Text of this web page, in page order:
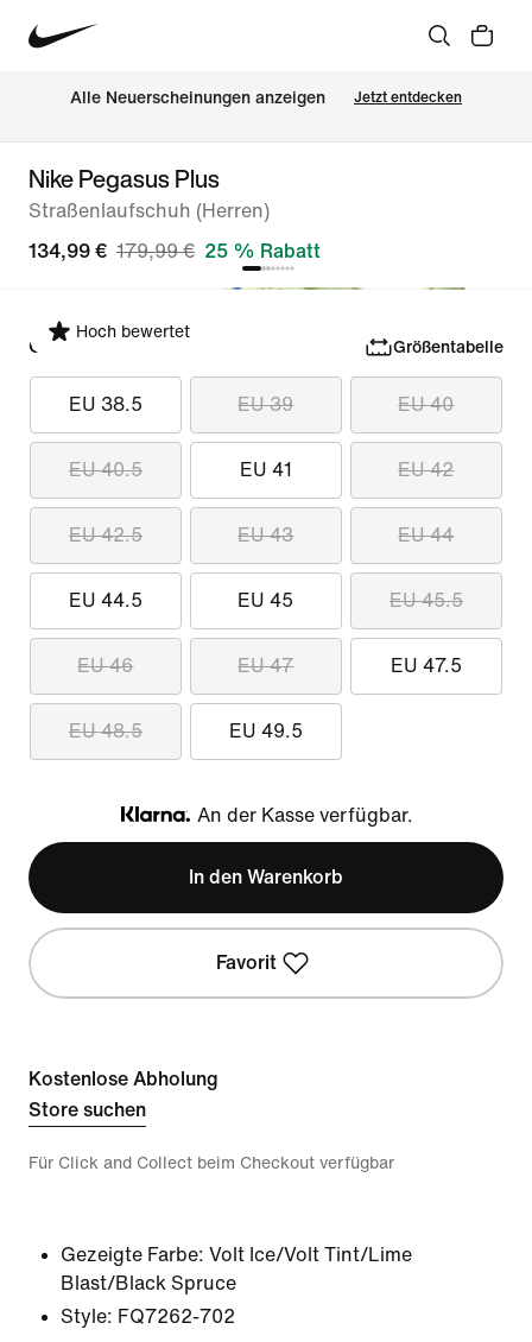
Alle Neuerscheinungen anzeigen Jetzt entdecken
Nike Pegasus Plus
Straßenlaufschuh (Herren)
134,99 € 179,99 € 25 % Rabatt
Hoch bewertet
Größe auswählen Größentabelle
EU 38.5 EU 39 EU 40
EU 40.5 EU 41 EU 42
EU 42.5 EU 43 EU 44
EU 44.5 EU 45 EU 45.5
EU 46 EU 47 EU 47.5
EU 48.5 EU 49.5
Klarna
An der Kasse verfügbar.
In den Warenkorb
Favorit
Kostenlose Abholung
Store suchen
Für Click and Collect beim Checkout verfügbar
Gezeigte Farbe: Volt Ice/Volt Tint/Lime
Blast/Black Spruce
Style: FQ7262-702